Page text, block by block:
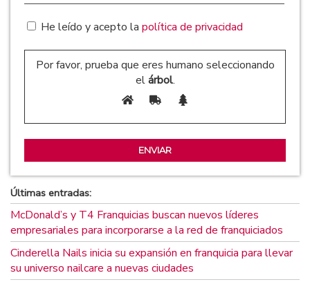
He leído y acepto la política de privacidad
Por favor, prueba que eres humano seleccionando
elárbol.
Últimas entradas:
McDonald’s y T4 Franquicias buscan nuevos líderes
empresariales para incorporarse a la red de franquiciados
Cinderella Nails inicia su expansión en franquicia para llevar
su universo nailcare a nuevas ciudades